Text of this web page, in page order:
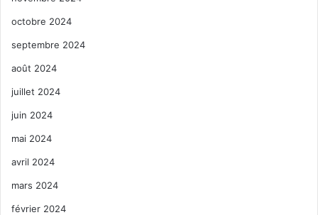
octobre 2024
septembre 2024
août 2024
juillet 2024
juin 2024
mai 2024
avril 2024
mars 2024
février 2024